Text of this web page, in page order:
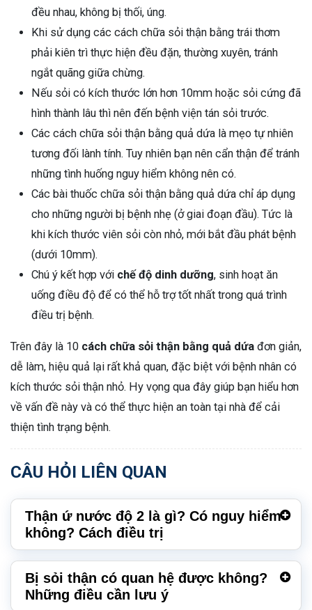
đều nhau, không bị thối, úng.
Khi sử dụng các cách chữa sỏi thận bằng trái thơm
phải kiên trì thực hiện đều đặn, thường xuyên, tránh
ngắt quãng giữa chừng.
Nếu sỏi có kích thước lớn hơn 10mm hoặc sỏi cứng đã
hình thành lâu thì nên đến bệnh viện tán sỏi trước.
Các cách chữa sỏi thận bằng quả dứa là mẹo tự nhiên
tương đối lành tính. Tuy nhiên bạn nên cẩn thận để tránh
những tình huống nguy hiểm không nên có.
Các bài thuốc chữa sỏi thận bằng quả dứa chỉ áp dụng
cho những người bị bệnh nhẹ (ở giai đoạn đầu). Tức là
khi kích thước viên sỏi còn nhỏ, mới bắt đầu phát bệnh
(dưới 10mm).
Chú ý kết hợp với chế độ dinh dưỡng, sinh hoạt ăn
uống điều độ để có thể hỗ trợ tốt nhất trong quá trình
điều trị bệnh.
Trên đây là 10 cách chữa sỏi thận bằng quả dứa đơn giản,
dễ làm, hiệu quả lại rất khả quan, đặc biệt với bệnh nhân có
kích thước sỏi thận nhỏ. Hy vọng qua đây giúp bạn hiểu hơn
về vấn đề này và có thể thực hiện an toàn tại nhà để cải
thiện tình trạng bệnh.
CÂU HỎI LIÊN QUAN
Thận ứ nước độ 2 là gì? Có nguy hiểm
không? Cách điều trị
Bị sỏi thận có quan hệ được không?
Những điều cần lưu ý